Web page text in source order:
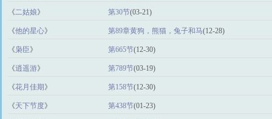
《二姑娘》 第30节(03-21)
《他的星心》 第89章黄狗，熊猫，兔子和马(12-28)
《枭臣》 第665节(12-30)
《逍遥游》 第789节(03-19)
《花月佳期 》 第158节(12-30)
《天下节度》 第438节(01-23)